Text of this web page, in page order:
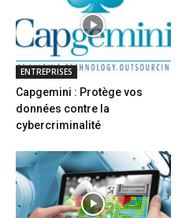
ENTREPRISES
Capgemini : Protège vos
données contre la
cybercriminalité